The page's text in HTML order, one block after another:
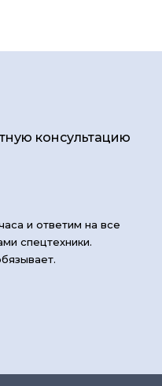
консультацию
и ответим на все
спецтехники.